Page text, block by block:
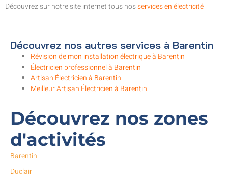
Découvrez sur notre site internet tous nosservices en électricité
Découvrez nos autres services à Barentin
Révision de mon installation électrique à Barentin
Électricien professionnel à Barentin
Artisan Électricien à Barentin
Meilleur Artisan Électricien à Barentin
Découvrez nos zones
d'activités
Barentin
Duclair